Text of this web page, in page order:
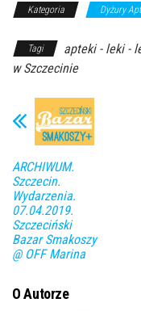
Kategoria Dyżury
Tagi apteki - leki -
w Szczecinie
ARCHIWUM.
Szczecin.
Wydarzenia.
07.04.2019.
Szczeciński
Bazar Smakoszy
@ OFF Marina
O Autorze